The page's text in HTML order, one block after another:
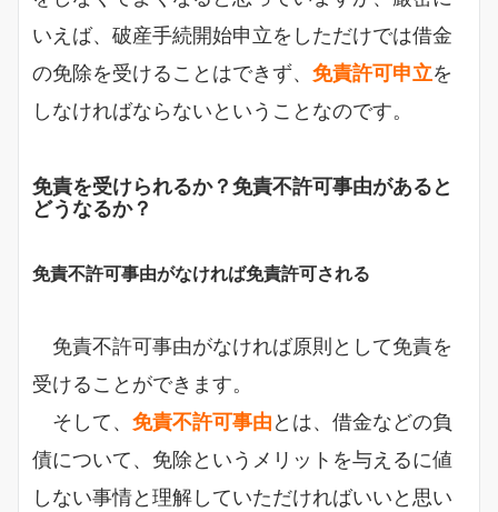
いえば、破産手続開始申立をしただけでは借金
の免除を受けることはできず、 免責許可申立を
しなければならないということなのです。
免責を受けられるか？免責不許可事由があると
どうなるか？
免責不許可事由がなければ免責許可される
免責不許可事由がなければ原則として免責を
受けることができます。
そして、 免責不許可事由とは、借金などの負
債について、免除というメリットを与えるに値
しない事情と理解していただければいいと思い